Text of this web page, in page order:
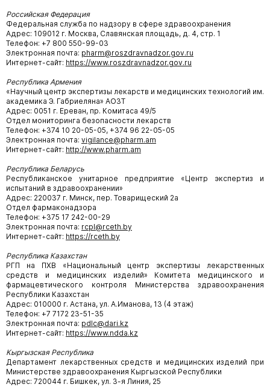
Российская Федерация
Федеральная служба по надзору в сфере здравоохранения
Адрес: 109012 г. Москва, Славянская площадь, д. 4, стр. 1
Телефон: +7 800 550-99-03
Электронная почта: pharm@roszdravnadzor.gov.ru
Интернет-сайт: https://www.roszdravnadzor.gov.ru
Республика Армения
«Научный центр экспертизы лекарств и медицинских технологий им.
академика Э. Габриеляна» АОЗТ
Адрес: 0051 г. Ереван, пр. Комитаса 49/5
Отдел мониторинга безопасности лекарств
Телефон: +374 10 20-05-05, +374 96 22-05-05
Электронная почта: vigilance@pharm.am
Интернет-сайт: http://www.pharm.am
Республика Беларусь
Республиканское унитарное предприятие «Центр экспертиз и
испытаний в здравоохранении»
Адрес: 220037 г. Минск, пер. Товарищеский 2а
Отдел фармаконадзора
Телефон: +375 17 242-00-29
Электронная почта: rcpl@rceth.by
Интернет-сайт: https://rceth.by
Республика Казахстан
РГП на ПХВ «Национальный центр экспертизы лекарственных
средств и медицинских изделий» Комитета медицинского и
фармацевтического контроля Министерства здравоохранения
Республики Казахстан
Адрес: 010000 г. Астана, ул. А.Иманова, 13 (4 этаж)
Телефон: +7 7172 23-51-35
Электронная почта: pdlc@dari.kz
Интернет-сайт: https://www.ndda.kz
Кыргызская Республика
Департамент лекарственных средств и медицинских изделий при
Министерстве здравоохранения Кыргызской Республики
Адрес: 720044 г. Бишкек, ул. 3-я Линия, 25